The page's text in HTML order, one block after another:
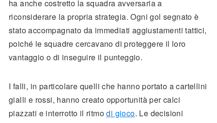
ha anche costretto la squadra avversaria a
riconsiderare la propria strategia. Ogni gol segnato è
stato accompagnato da immediati aggiustamenti tattici,
poiché le squadre cercavano di proteggere il loro
vantaggio o di inseguire il punteggio.
I falli, in particolare quelli che hanno portato a cartellini
gialli e rossi, hanno creato opportunità per calci
piazzati e interrotto il ritmodi gioco. Le decisioni